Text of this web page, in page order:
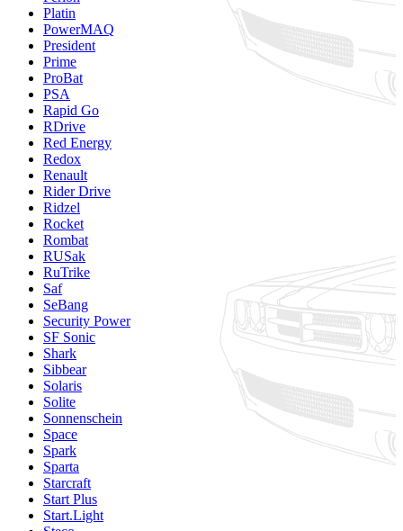
Platin
PowerMAQ
President
Prime
ProBat
PSA
Rapid Go
RDrive
Red Energy
Redox
Renault
Rider Drive
Ridzel
Rocket
Rombat
RUSak
RuTrike
Saf
SeBang
Security Power
SF Sonic
Shark
Sibbear
Solaris
Solite
Sonnenschein
Space
Spark
Sparta
Starcraft
Start Plus
Start.Light